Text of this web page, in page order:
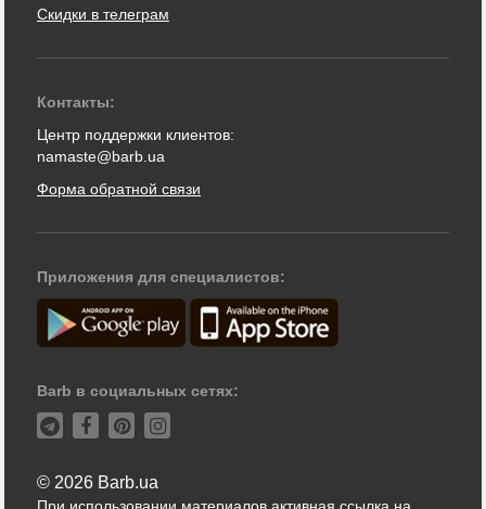
Скидки в телеграм
Контакты:
Центр поддержки клиентов:
namaste@barb.ua
Форма обратной связи
Приложения для специалистов:
Barb в социальных сетях:
© 2026 Barb.ua
При использовании материалов активная ссылка на